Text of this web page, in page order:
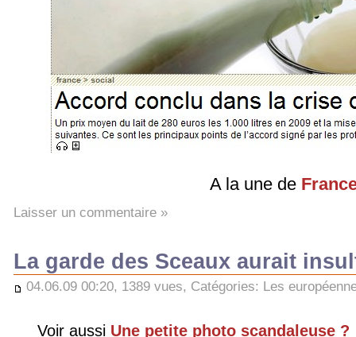
A la une de
Laisser un commentaire »
La garde des Sceaux aurait
04.06.09 00:20, 1389 vues, Catégories: Les
Voir aussi Une petite photo scandaleuse ?